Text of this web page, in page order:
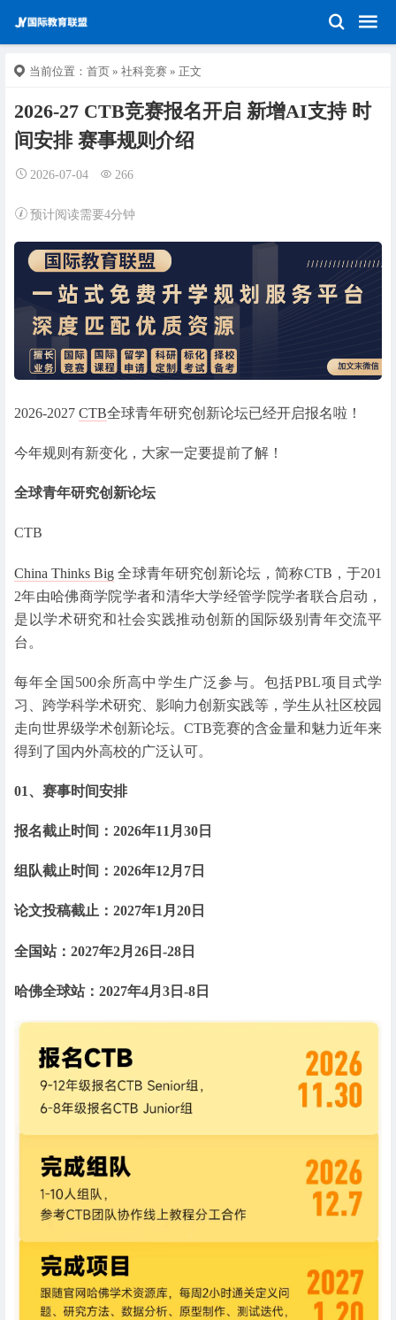
当前位置： 首页 » 社科竞赛 » 正文
2026-27 CTB竞赛报名开启 新增AI支持 时
间安排 赛事规则介绍
2026-07-04 266
预计阅读需要4分钟
2026-2027 CTB全球青年研究创新论坛已经开启报名啦！
今年规则有新变化，大家一定要提前了解！
全球青年研究创新论坛
CTB
China Thinks Big 全球青年研究创新论坛，简称CTB，于201
2年由哈佛商学院学者和清华大学经管学院学者联合启动，
是以学术研究和社会实践推动创新的国际级别青年交流平
台。
每年全国500余所高中学生广泛参与。包括PBL项目式学
习、跨学科学术研究、影响力创新实践等，学生从社区校园
走向世界级学术创新论坛。CTB竞赛的含金量和魅力近年来
得到了国内外高校的广泛认可。
01、 赛事时间安排
报名截止时间：2026年11月30日
组队截止时间：2026年12月7日
论文投稿截止：2027年1月20日
全国站：2027年2月26日-28日
哈佛全球站：2027年4月3日-8日